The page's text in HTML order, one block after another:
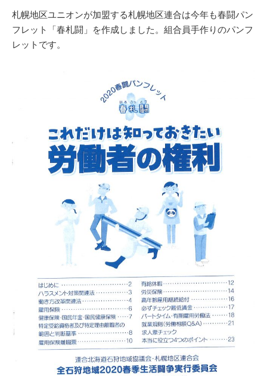
札幌地区ユニオンが加盟する札幌地区連合は今年も春闘パン
フレット「春札闘」を作成しました。組合員手作りのパンフ
レットです。